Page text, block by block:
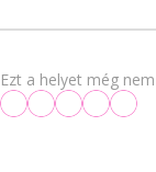
Ezt a helyet még